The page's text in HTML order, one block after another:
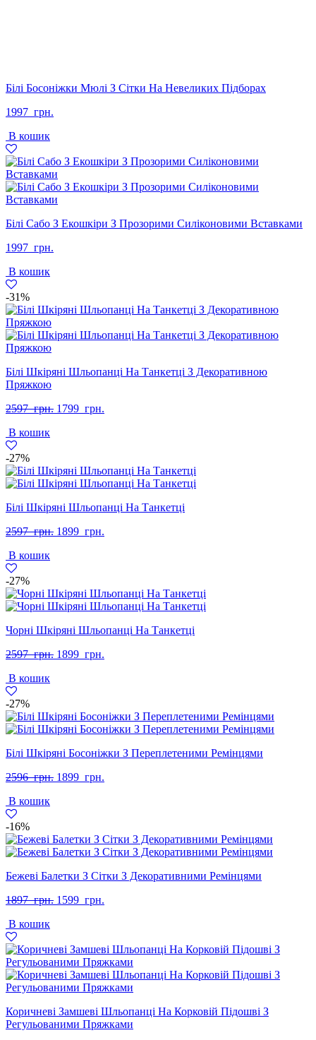
Білі Босоніжки Мюлі З Сітки На Невеликих Підборах
1997 грн.
В кошик
Білі Сабо З Екошкіри З Прозорими Силіконовими Вставками
1997 грн.
В кошик
-31%
Білі Шкіряні Шльопанці На Танкетці З Декоративною
Пряжкою
2597 грн. Оригінальна
1799 грн.
В кошик
-27%
Білі Шкіряні Шльопанці На Танкетці
2597 грн. Оригінальна
1899 грн.
В кошик
-27%
Чорні Шкіряні Шльопанці На Танкетці
2597 грн. Оригінальна
1899 грн.
В кошик
-27%
Білі Шкіряні Босоніжки З Переплетеними Ремінцями
2596 грн. Оригінальна
1899 грн.
В кошик
-16%
Бежеві Балетки З Сітки З Декоративними Ремінцями
1897 грн. Оригінальна
1599 грн.
В кошик
Коричневі Замшеві Шльопанці На Корковій Підошві З
Регульованими Пряжками